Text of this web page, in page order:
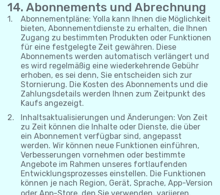
14. Abonnements und Abrechnung
Abonnementpläne: Yolla kann Ihnen die Möglichkeit
bieten, Abonnementdienste zu erhalten, die Ihnen
Zugang zu bestimmten Produkten oder Funktionen
für eine festgelegte Zeit gewähren. Diese
Abonnements werden automatisch verlängert und
es wird regelmäßig eine wiederkehrende Gebühr
erhoben, es sei denn, Sie entscheiden sich zur
Stornierung. Die Kosten des Abonnements und die
Zahlungsdetails werden Ihnen zum Zeitpunkt des
Kaufs angezeigt.
Inhaltsaktualisierungen und Änderungen: Von Zeit
zu Zeit können die Inhalte oder Dienste, die über
ein Abonnement verfügbar sind, angepasst
werden. Wir können neue Funktionen einführen,
Verbesserungen vornehmen oder bestimmte
Angebote im Rahmen unseres fortlaufenden
Entwicklungsprozesses einstellen. Die Funktionen
können je nach Region, Gerät, Sprache, App-Version